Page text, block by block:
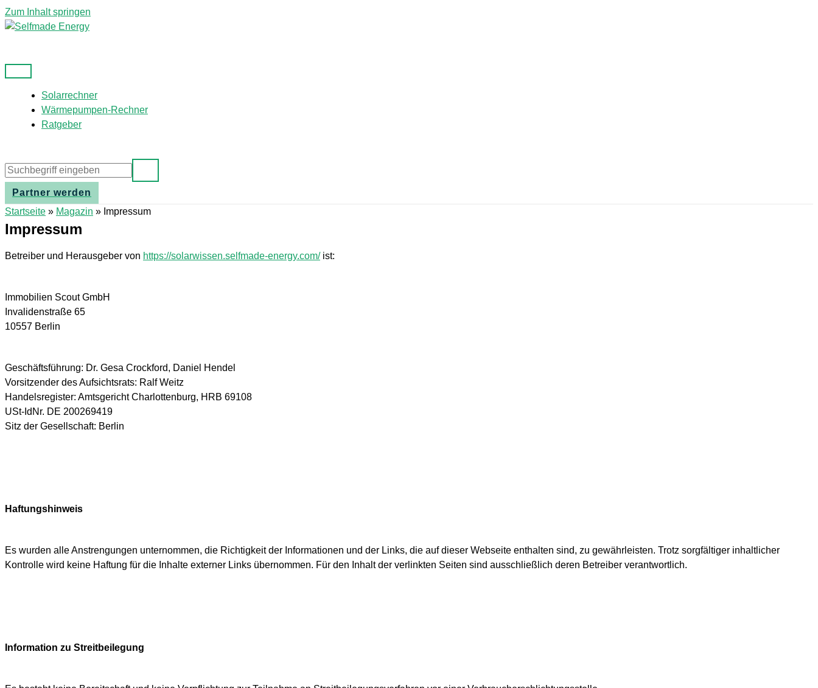
Zum Inhalt springen
Solarrechner
Wärmepumpen-Rechner
Ratgeber
Partner werden
Startseite » Magazin » Impressum
Impressum
Betreiber und Herausgeber von https://solarwissen.selfmade-energy.com/ist:
Immobilien Scout GmbH
Invalidenstraße 65
10557 Berlin
Geschäftsführung: Dr. Gesa Crockford, Daniel Hendel
Vorsitzender des Aufsichtsrats: Ralf Weitz
Handelsregister: Amtsgericht Charlottenburg, HRB 69108
USt-IdNr. DE 200269419
Sitz der Gesellschaft: Berlin
Haftungshinweis
Es wurden alle Anstrengungen unternommen, die Richtigkeit der Informationen und der Links, die auf dieser Webseite enthalten sind, zu gewährleisten. Trotz sorgfältiger inhaltlicher
Kontrolle wird keine Haftung für die Inhalte externer Links übernommen. Für den Inhalt der verlinkten Seiten sind ausschließlich deren Betreiber verantwortlich.
Information zu Streitbeilegung